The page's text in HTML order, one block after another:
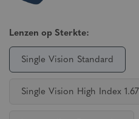
Lenzen op Sterkte:
Single Vision Standard
Single Vision High Index 1.67